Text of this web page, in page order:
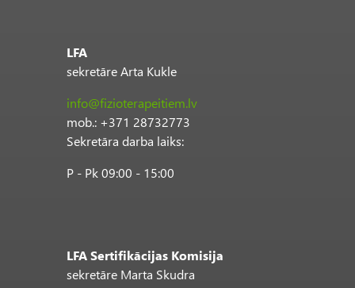
LFA
sekretāre Arta Kukle
info@fizioterapeitiem.lv
mob.: +371 28732773
Sekretāra darba laiks:
P - Pk 09:00 - 15:00
LFA Sertifikācijas Komisija
sekretāre Marta Skudra